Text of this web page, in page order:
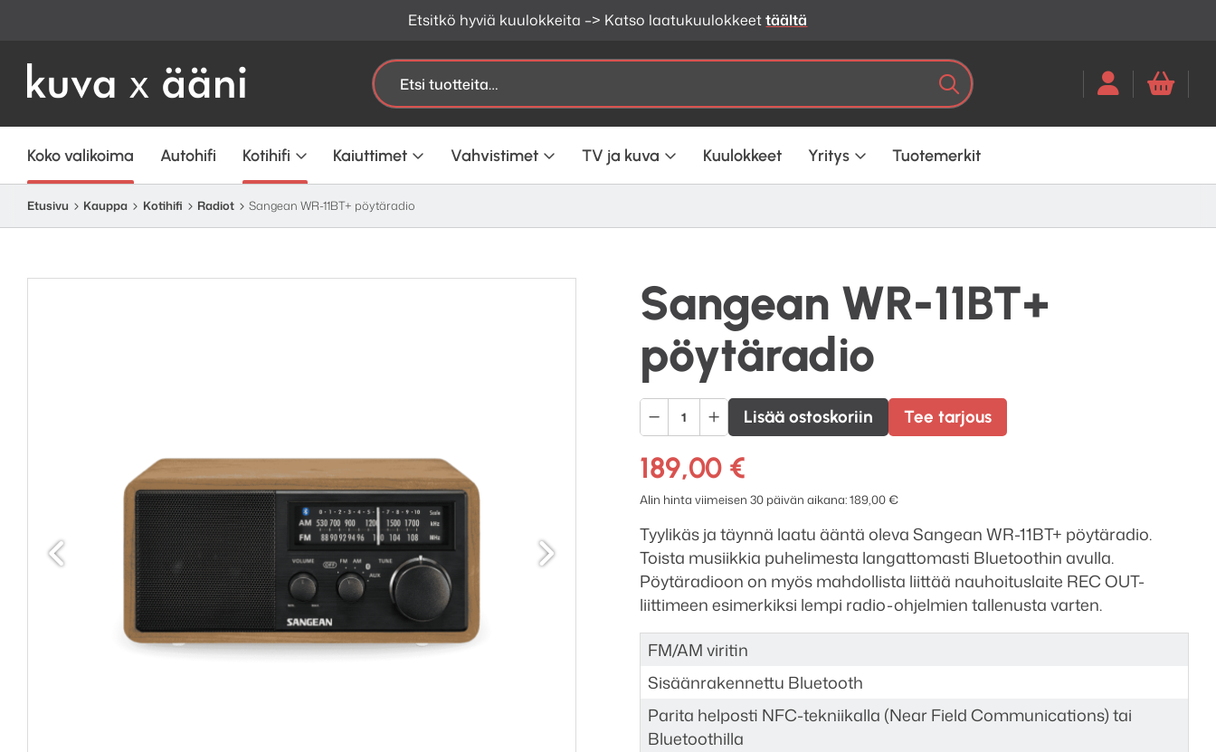
Etsitkö hyviä kuulokkeita –> Katso laatukuulokkeettäältä
Etsi: HakuKun tuloksia tulee, voit selata
Koko valikoima Autohifi Kotihifi Kaiuttimet Vahvistimet TV ja kuva Kuulokkeet Yritys Tuotemerkit
Etusivu Kauppa Kotihifi Radiot Sangean WR-11BT+ pöytäradio
Sangean WR-11BT+
pöytäradio
Edellinen
Sangean
WR-
11BT+
pöytäradio
määrä
Lisää ostoskoriin Tee tarjous
189,00 €
Alin hinta viimeisen 30 päivän aikana:189,00€
Tyylikäs ja täynnä laatu ääntä oleva Sangean WR-11BT+ pöytäradio.
Toista musiikkia puhelimesta langattomasti Bluetoothin avulla.
Pöytäradioon on myös mahdollista liittää nauhoituslaite REC OUT-
liittimeen esimerkiksi lempi radio-ohjelmien tallenusta varten.
FM/AM viritin
Sisäänrakennettu Bluetooth
Parita helposti NFC-tekniikalla (Near Field Communications) tai
Bluetoothilla